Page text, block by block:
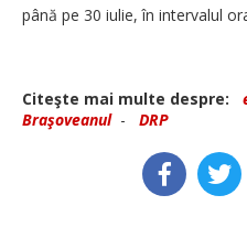
până pe 30 iulie, în intervalul
Citeşte mai multe despre:
Braşoveanul- DRP